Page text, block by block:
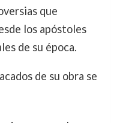
que
los apóstoles
de su época.
de su obra se